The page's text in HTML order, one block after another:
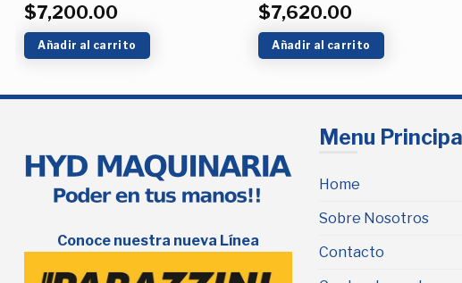
$7,200.00
Añadir al carrito
$7,620.00
Añadir al carrito
Conoce nuestra nueva Línea
Menu Principal
Home
Sobre Nosotros
Contacto